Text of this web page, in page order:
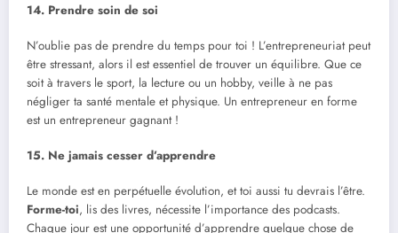
14. Prendre soin de soi
N’oublie pas de prendre du temps pour toi ! L’entrepreneuriat peut
être stressant, alors il est essentiel de trouver un équilibre. Que ce
soit à travers le sport, la lecture ou un hobby, veille à ne pas
négliger ta santé mentale et physique. Un entrepreneur en forme
est un entrepreneur gagnant !
15. Ne jamais cesser d’apprendre
Le monde est en perpétuelle évolution, et toi aussi tu devrais l’être.
Forme-toi, lis des livres, nécessite l’importance des podcasts.
Chaque jour est une opportunité d’apprendre quelque chose de